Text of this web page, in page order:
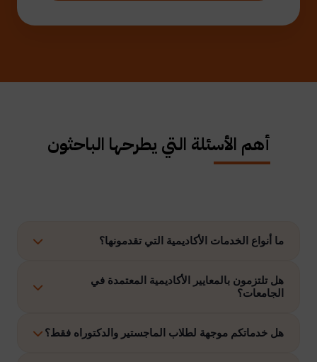
أهم الأسئلة التي يطرحها الباحثون
ما أنواع الخدمات الأكاديمية التي تقدمونها؟
نوفر حلولًا متكاملة تشمل إعداد الرسائل العلمية، الاستشارات
الأكاديمية، التحليل الإحصائي، إعداد خطة البحث، نشر الأبحاث،
هل تلتزمون بالمعايير الأكاديمية المعتمدة في
الجامعات؟
نعم، نلتزم بتنفيذ جميع الأعمال وفق ضوابط الدراسات العليا
هل خدماتكم موجهة لطلاب الماجستير والدكتوراه فقط؟